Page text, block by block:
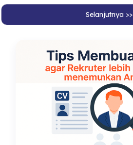
Selanjutnya >>